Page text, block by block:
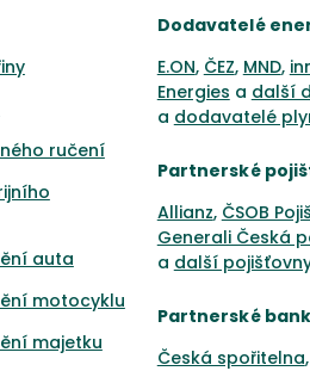
ručení
auta
motocyklu
majetku
Dodavatelé
E.ON, ČEZ, MND,
Energies a další
a dodavatelé
Partnerské
Allianz, ČSOB
Generali Česká
a další
Partnerské
Česká spořitelna,